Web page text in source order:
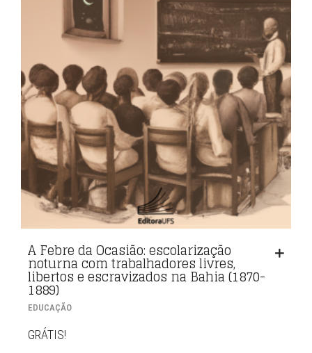
A Febre da Ocasião: escolarização
noturna com trabalhadores livres,
libertos e escravizados na Bahia (1870-
1889)
EDUCAÇÃO
GRÁTIS!